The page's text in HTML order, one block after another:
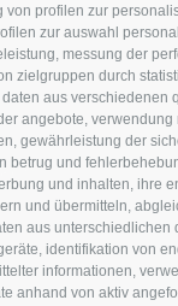
von profilen zur
zur auswahl
messung der
zielgruppen durch
aus verschiedenen
angebote, verwendung
gewährleistung der
betrug und
und inhalten, ihre
und übermitteln,
aus unterschiedlichen
identifikation von
informationen,
anhand von aktiv